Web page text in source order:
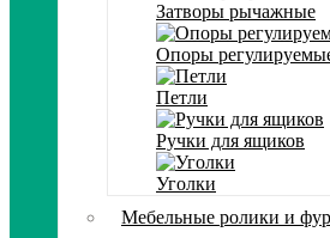
Затворы рычажные
Опоры
Петли
Ручки для ящиков
Уголки
Мебельные ролики и